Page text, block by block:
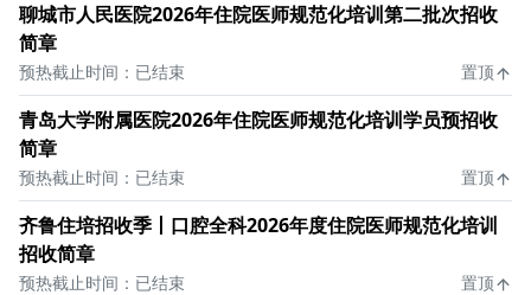
聊城市人民医院2026年住院医师规范化培训第二批次招收
简章
预热截止时间：已结束 置顶
青岛大学附属医院2026年住院医师规范化培训学员预招收
简章
预热截止时间：已结束 置顶
齐鲁住培招收季丨口腔全科2026年度住院医师规范化培训
招收简章
预热截止时间：已结束 置顶